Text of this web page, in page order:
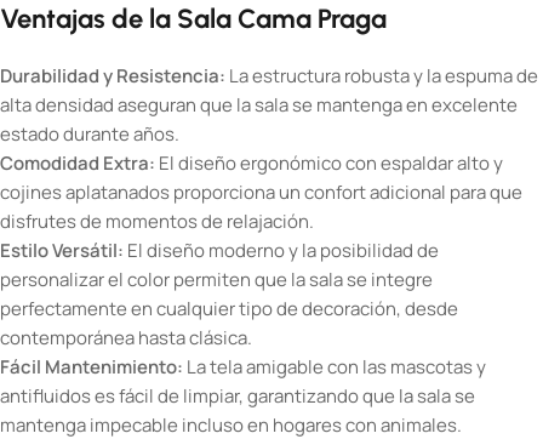
Ventajas de la Sala Cama Praga
Durabilidad y Resistencia: La estructura robusta y la espuma de
alta densidad aseguran que la sala se mantenga en excelente
estado durante años.
Comodidad Extra: El diseño ergonómico con espaldar alto y
cojines aplatanados proporciona un confort adicional para que
disfrutes de momentos de relajación.
Estilo Versátil: El diseño moderno y la posibilidad de
personalizar el color permiten que la sala se integre
perfectamente en cualquier tipo de decoración, desde
contemporánea hasta clásica.
Fácil Mantenimiento: La tela amigable con las mascotas y
antifluidos es fácil de limpiar, garantizando que la sala se
mantenga impecable incluso en hogares con animales.